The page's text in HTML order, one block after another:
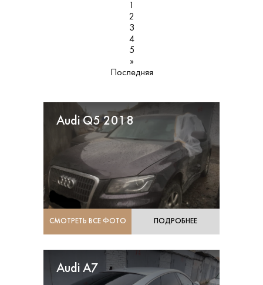
1
2
3
4
5
»
Последняя
Audi Q5 2018
СМОТРЕТЬ ВСЕ ФОТО ПОДРОБНЕЕ
Audi A7